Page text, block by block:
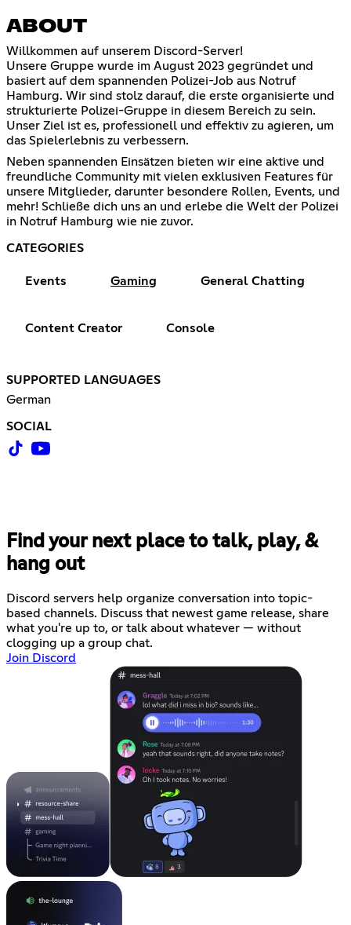
ABOUT
Willkommen auf unserem Discord-Server!
Unsere Gruppe wurde im August 2023 gegründet und
basiert auf dem spannenden Polizei-Job aus Notruf
Hamburg. Wir sind stolz darauf, die erste organisierte und
strukturierte Polizei-Gruppe in diesem Bereich zu sein.
Unser Ziel ist es, professionell und effektiv zu agieren, um
das Spielerlebnis zu verbessern.
Neben spannenden Einsätzen bieten wir eine aktive und
freundliche Community mit vielen exklusiven Features für
unsere Mitglieder, darunter besondere Rollen, Events, und
mehr! Schließe dich uns an und erlebe die Welt der Polizei
in Notruf Hamburg wie nie zuvor.
CATEGORIES
Events Gaming General Chatting
Content Creator Console
SUPPORTED LANGUAGES
German
SOCIAL
Find your next place to talk, play, &
hang out
Discord servers help organize conversation into topic-
based channels. Discuss that newest game release, share
what you're up to, or talk about whatever — without
clogging up a group chat.
Join Discord